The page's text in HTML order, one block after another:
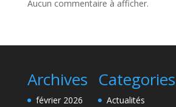
Aucun commentaire à afficher.
Archives
février 2026
Categories
Actualités